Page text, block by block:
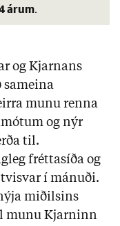
árum.
og Kjarnans
sameina
munu renna
og nýr
til.
fréttasíða og
í mánuði.
miðilsins
munu Kjarninn